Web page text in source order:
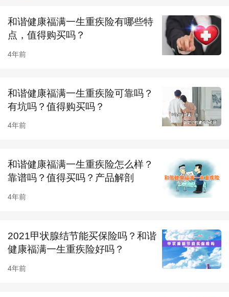
可以看到，这款产品基本形态和之前他家的旧定
二、和谐健康福满一生的优缺点有哪些？
产品优点
2、带有恶性肿瘤、心脑血管疾病额外赔付责
任；
3、身故责任灵活可选；
和谐健康福满一生重疾险有哪些特
点，值得购买吗？
4年前
和谐健康福满一生重疾险可靠吗？
有坑吗？值得购买吗？
4年前
和谐健康福满一生重疾险怎么样？
靠谱吗？值得买吗？产品解剖
4年前
2021甲状腺结节能买保险吗？和谐
健康福满一生重疾险好吗？
4年前